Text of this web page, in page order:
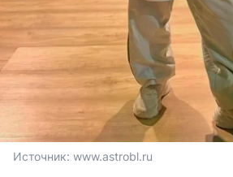
Источник: www.astrobl.ru